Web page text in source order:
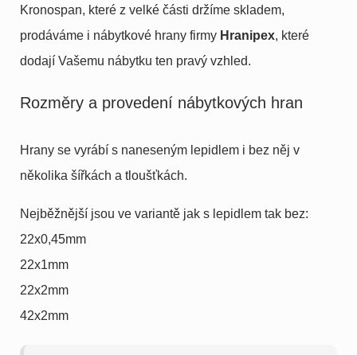
Kronospan, které z velké části držíme skladem,
prodáváme i nábytkové hrany firmy Hranipex, které
dodají Vašemu nábytku ten pravý vzhled.
Rozměry a provedení nábytkových hran
Hrany se vyrábí s naneseným lepidlem i bez něj v
několika šířkách a tloušťkách.
Nejběžnější jsou ve variantě jak s lepidlem tak bez:
22x0,45mm
22x1mm
22x2mm
42x2mm